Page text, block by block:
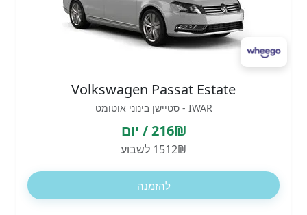
Volkswagen Passat Estate
IWAR - סטיישן בינוני אוטומט
216₪ / יום
1512₪ לשבוע
להזמנה